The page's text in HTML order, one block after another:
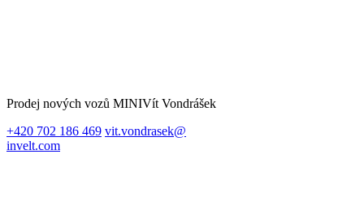
Prodej nových vozů MINIVít Vondrášek
+420 702 186 469 vit.vondrasek@
invelt.com